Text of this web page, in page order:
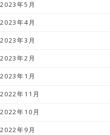
2023年5月
2023年4月
2023年3月
2023年2月
2023年1月
2022年11月
2022年10月
2022年9月